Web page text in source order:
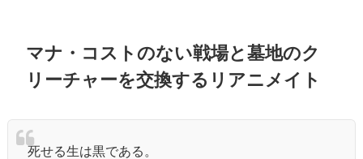
マナ・コストのない戦場と墓地のク
リーチャーを交換するリアニメイト
死せる生は黒である。